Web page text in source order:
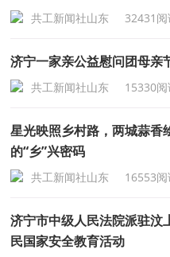
共工新闻社山东 32431阅
济宁一家亲公益慰问团母亲
共工新闻社山东 15330阅
星光映照乡村路，两城蒜
的“乡”兴密码
共工新闻社山东 16553阅
济宁市中级人民法院派驻汶
民国家安全教育活动